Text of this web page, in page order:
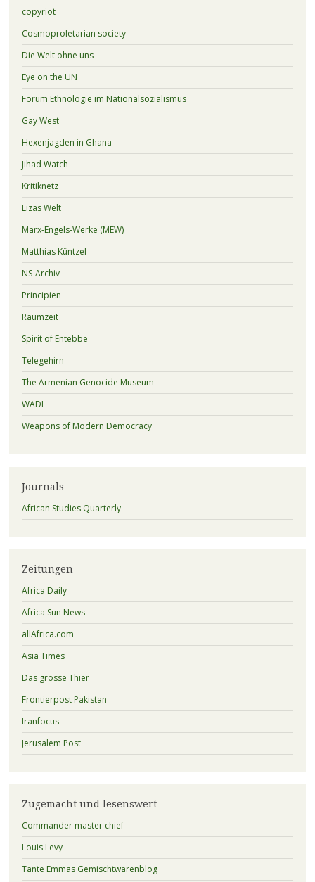
copyriot
Cosmoproletarian society
Die Welt ohne uns
Eye on the UN
Forum Ethnologie im Nationalsozialismus
Gay West
Hexenjagden in Ghana
Jihad Watch
Kritiknetz
Lizas Welt
Marx-Engels-Werke (MEW)
Matthias Küntzel
NS-Archiv
Principien
Raumzeit
Spirit of Entebbe
Telegehirn
The Armenian Genocide Museum
WADI
Weapons of Modern Democracy
Journals
African Studies Quarterly
Zeitungen
Africa Daily
Africa Sun News
allAfrica.com
Asia Times
Das grosse Thier
Frontierpost Pakistan
Iranfocus
Jerusalem Post
Zugemacht und lesenswert
Commander master chief
Louis Levy
Tante Emmas Gemischtwarenblog